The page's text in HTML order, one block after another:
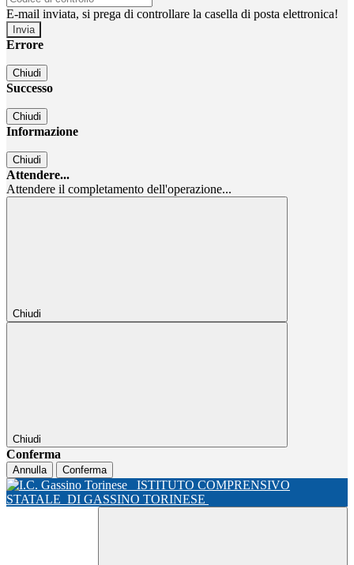
E-mail inviata, si prega di controllare la casella di posta elettronica!
Errore
Chiudi
Successo
Chiudi
Informazione
Chiudi
Attendere...
Attendere il completamento dell'operazione...
Chiudi
Chiudi
Conferma
Annulla Conferma
ISTITUTO COMPRENSIVO
STATALE DI GASSINO TORINESE